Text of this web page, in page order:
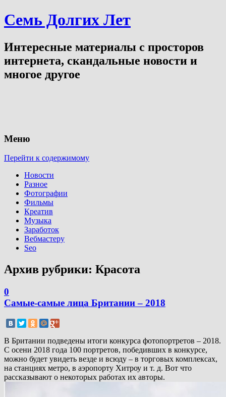
Семь Долгих Лет
Интересные материалы с просторов
интернета, скандальные новости и
многое другое
Меню
Перейти к содержимому
Новости
Разное
Фотографии
Фильмы
Креатив
Музыка
Заработок
Вебмастеру
Seo
Архив рубрики: Красота
0
Самые-самые лица Британии – 2018
В Британии подведены итоги конкурса фотопортретов – 2018.
С осени 2018 года 100 портретов, победивших в конкурсе,
можно будет увидеть везде и всюду – в торговых комплексах,
на станциях метро, в аэропорту Хитроу и т. д. Вот что
рассказывают о некоторых работах их авторы.